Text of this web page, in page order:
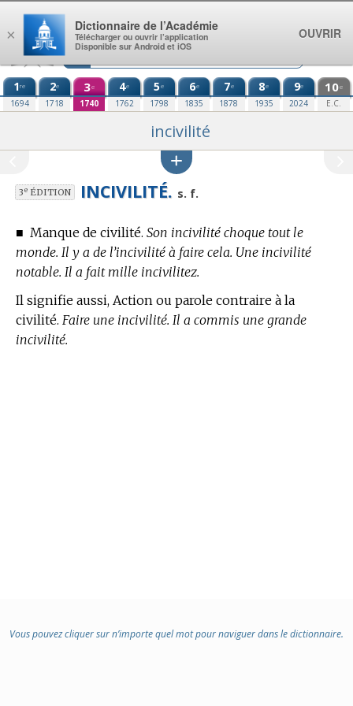
Aller au contenu
1re
1694
2e
1718
3e
1740
4e
1762
5e
1798
6e
1835
7e
1878
8e
1935
9e
2024
10e
E.C.
incivilité
3eÉDITION INCIVILITÉ. s. f.
■ Manque de civilité. Son incivilité choque tout le
monde. Il y a de l’incivilité à faire cela. Une incivilité
notable. Il a fait mille incivilitez.
Il signifie aussi, Action ou parole contraire à la
civilité. Faire une incivilité. Il a commis une grande
incivilité.
Vous pouvez cliquer sur n’importe quel mot pour naviguer dans le dictionnaire.
×
Dictionnaire de l’Académie
Télécharger ou ouvrir l’application
Disponible sur Android et iOS
OUVRIR